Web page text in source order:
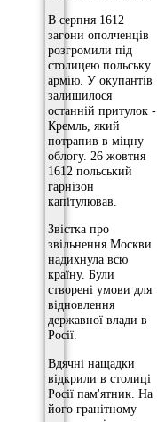
В серпня 1612
загони ополченців
розгромили під
столицею польську
армію. У окупантів
залишилося
останній притулок -
Кремль, який
потрапив в міцну
облогу. 26 жовтня
1612 польський
гарнізон
капітулював.
Звістка про
звільнення Москви
надихнула всю
країну. Були
створені умови для
відновлення
державної влади в
Росії.
Вдячні нащадки
відкрили в столиці
Росії пам'ятник. На
його гранітному